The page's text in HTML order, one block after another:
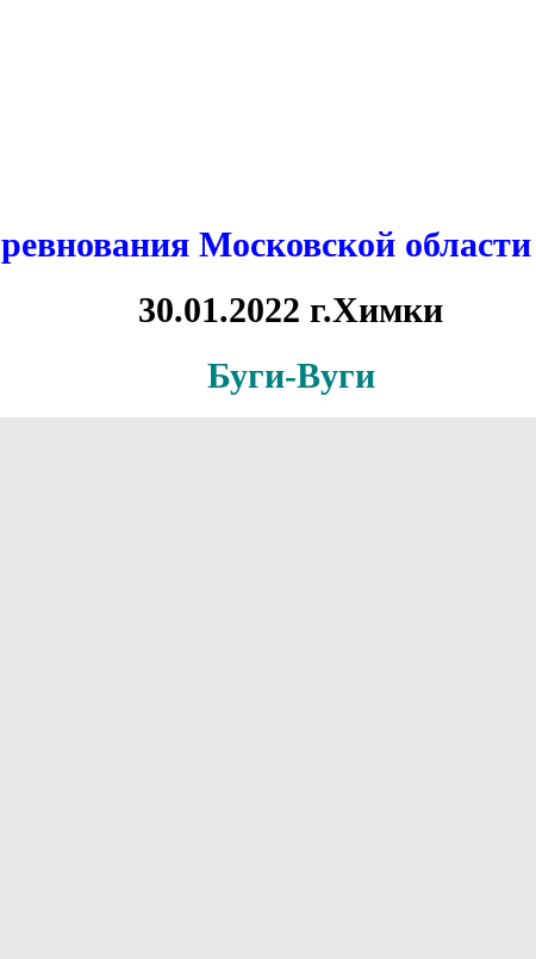
Московской
30.01.2022 г.Химки
Буги-Вуги